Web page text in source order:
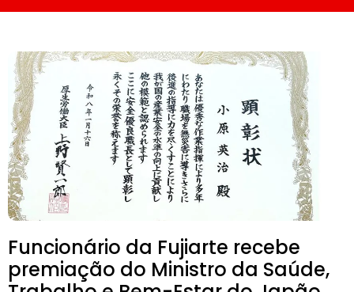
Funcionário da Fujiarte recebe
premiação do Ministro da Saúde,